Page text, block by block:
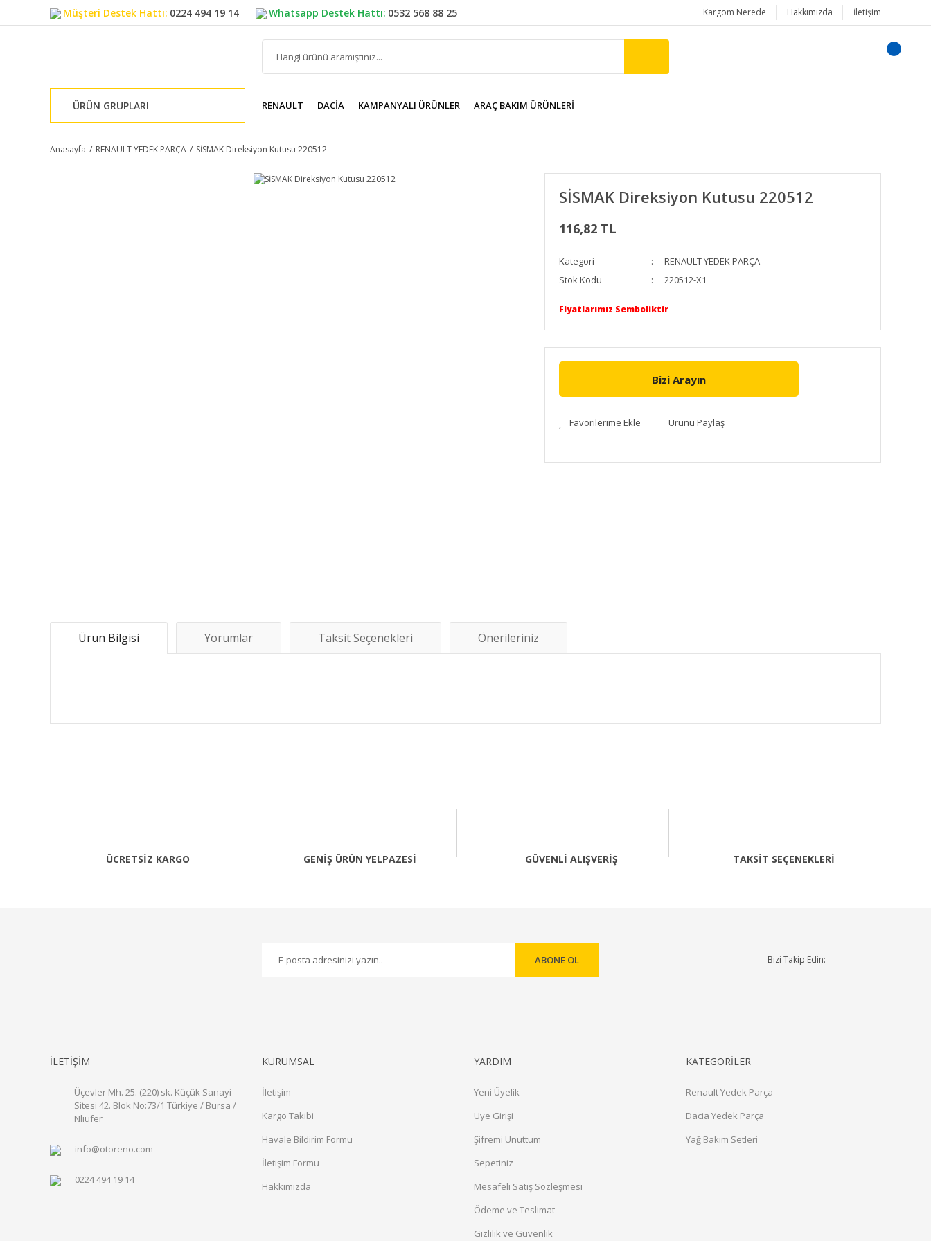
Müşteri Destek Hattı: 0224 494 19 14 Whatsapp Destek Hattı: 0532 568 88 25 Kargom Nerede Hakkımızda İletişim
ÜRÜN GRUPLARI RENAULT DACIA KAMPANYALI ÜRÜNLER ARAÇ BAKIM ÜRÜNLERI
Anasayfa RENAULT YEDEK PARÇA SİSMAK Direksiyon Kutusu 220512
SİSMAK Direksiyon Kutusu 220512
116,82 TL
Kategori
RENAULT YEDEK PARÇA
Stok Kodu
220512-X1
Fiyatlarımız Semboliktir
Bizi Arayın
Ürünü Paylaş
Ürün Bilgisi Yorumlar Taksit Seçenekleri Önerileriniz
Ürün bilgilerinde hatalar bulunuyor.
ÜCRETSİZ KARGO GENİŞ ÜRÜN YELPAZESİ GÜVENLİ ALIŞVERİŞ TAKSİT SEÇENEKLERİ
ABONE OL Bizi Takip Edin:
İLETİŞİM
Üçevler Mh. 25. (220) sk. Küçük Sanayi
Sitesi 42. Blok No:73/1 Türkiye / Bursa /
Nliüfer
info@otoreno.com
0224 494 19 14
KURUMSAL
İletişim
Kargo Takibi
Havale Bildirim Formu
İletişim Formu
Hakkımızda
YARDIM
Yeni Üyelik
Üye Girişi
Şifremi Unuttum
Sepetiniz
Mesafeli Satış Sözleşmesi
Ödeme ve Teslimat
Gizlilik ve Güvenlik
KATEGORİLER
Renault Yedek Parça
Dacia Yedek Parça
Yağ Bakım Setleri